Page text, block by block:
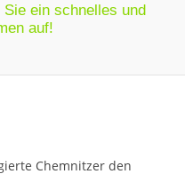
ein schnelles und
auf!
Chemnitzer den